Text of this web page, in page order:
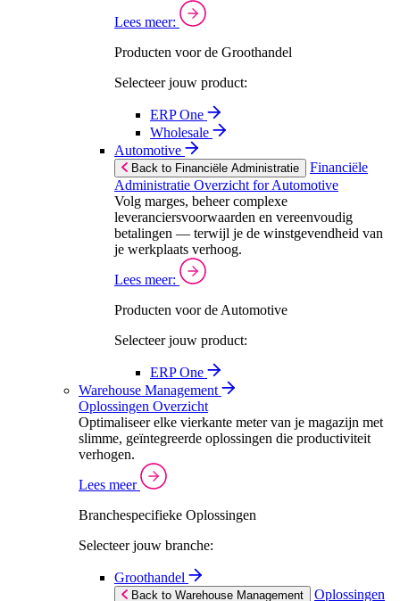
Lees meer:
Producten voor de Groothandel
Selecteer jouw product:
ERP One
Wholesale
Automotive
Back to Financiële Administratie
Financiële
Administratie Overzicht for Automotive
Volg marges, beheer complexe
leveranciersvoorwaarden en vereenvoudig
betalingen — terwijl je de winstgevendheid van
je werkplaats verhoog.
Lees meer:
Producten voor de Automotive
Selecteer jouw product:
ERP One
Warehouse Management
Oplossingen Overzicht
Optimaliseer elke vierkante meter van je magazijn met
slimme, geïntegreerde oplossingen die productiviteit
verhogen.
Lees meer
Branchespecifieke Oplossingen
Selecteer jouw branche:
Groothandel
Back to Warehouse Management
Oplossingen